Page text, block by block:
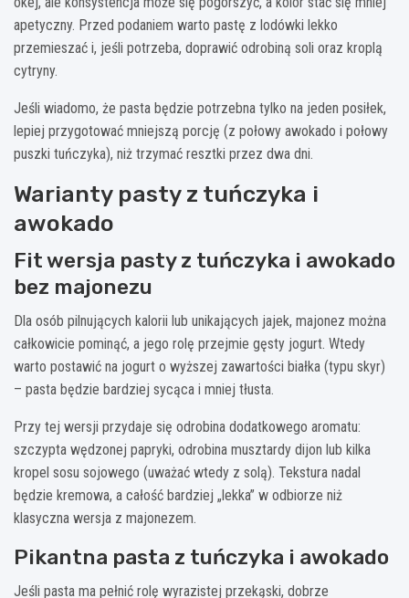
apetyczny. Przed podaniem warto pastę z lodówki lekko
przemieszać i, jeśli potrzeba, doprawić odrobiną soli oraz kroplą
cytryny.
Jeśli wiadomo, że pasta będzie potrzebna tylko na jeden posiłek,
lepiej przygotować mniejszą porcję (z połowy awokado i połowy
puszki tuńczyka), niż trzymać resztki przez dwa dni.
Warianty pasty z tuńczyka i
awokado
Fit wersja pasty z tuńczyka i awokado
bez majonezu
Dla osób pilnujących kalorii lub unikających jajek, majonez można
całkowicie pominąć, a jego rolę przejmie gęsty jogurt. Wtedy
warto postawić na jogurt o wyższej zawartości białka (typu skyr)
– pasta będzie bardziej sycąca i mniej tłusta.
Przy tej wersji przydaje się odrobina dodatkowego aromatu:
szczypta wędzonej papryki, odrobina musztardy dijon lub kilka
kropel sosu sojowego (uważać wtedy z solą). Tekstura nadal
będzie kremowa, a całość bardziej „lekka” w odbiorze niż
klasyczna wersja z majonezem.
Pikantna pasta z tuńczyka i awokado
Jeśli pasta ma pełnić rolę wyrazistej przekąski, dobrze